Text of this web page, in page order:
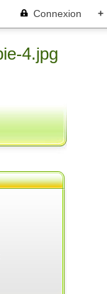
Connexion +